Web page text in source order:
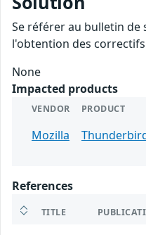
Se référer au bulletin
l'obtention des
None
Impacted products
VENDOR PRODUCT
Mozilla
References
TITLE